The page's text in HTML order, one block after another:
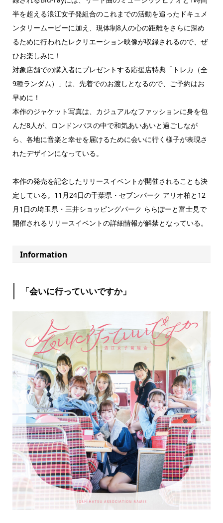
半を超える浪江女子発組合のこれまでの活動を追ったドキュメ
ンタリームービーに加え、現体制8人の心の距離をさらに深め
るために行われたレクリエーション映像が収録されるので、ぜ
ひお楽しみに！
対象店舗での購入者にプレゼントする応援店特典「トレカ（全
9種ランダム）」は、先着でのお渡しとなるので、ご予約はお
早めに！
本作のジャケット写真は、カジュアルなファッションに身を包
んだ8人が、ロンドンバスの中で和気あいあいと過ごしなが
ら、各地に音楽と幸せを届けるために会いに行く様子が表現さ
れたデザインになっている。
本作の発売を記念したリリースイベントが開催されることも決
定している。11月24日の千葉県・セブンパーク アリオ柏と12
月1日の埼玉県・三井ショッピングパーク ららぽーと富士見で
開催されるリリースイベントの詳細情報が解禁となっている。
Information
「会いに行っていいですか」